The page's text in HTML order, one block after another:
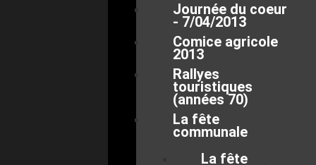
Journée du coeur
- 7/04/2013
Comice agricole
2013
Rallyes
touristiques
(années 70)
La fête
communale
La fête